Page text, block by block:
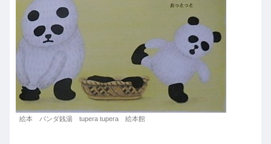
絵本 パンダ銭湯 tupera tupera 絵本館